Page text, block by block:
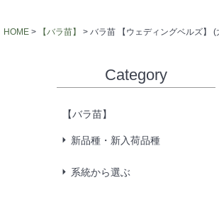
HOME 【バラ苗】 バラ苗 【ウェディングベルズ】
Category
【バラ苗】
新品種・新入荷品種
系統から選ぶ